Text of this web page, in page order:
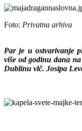
Foto: Privatna arhiva
Par je u ostvarivanje
više od godinu dana
Dublinu vlč. Josipa